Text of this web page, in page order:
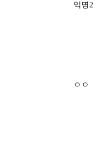
익명2
ㅇㅇ